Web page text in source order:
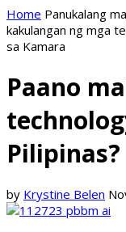
Home Panukalang
kakulangan ng mga
sa Kamara
Paano
Pilipinas?
by Krystine Belen